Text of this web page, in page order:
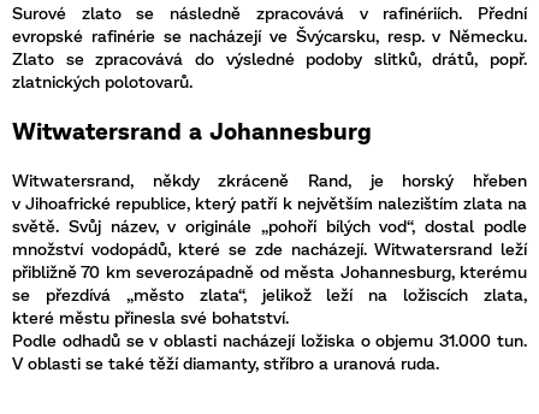
Surové zlato se následně zpracovává v rafinériích. Přední
evropské rafinérie se nacházejí ve Švýcarsku, resp. v Německu.
Zlato se zpracovává do výsledné podoby slitků, drátů, popř.
zlatnických polotovarů.
Witwatersrand a Johannesburg
Witwatersrand, někdy zkráceně Rand, je horský hřeben
v Jihoafrické republice, který patří k největším nalezištím zlata na
světě. Svůj název, v originále „pohoří bílých vod“, dostal podle
množství vodopádů, které se zde nacházejí. Witwatersrand leží
přibližně 70 km severozápadně od města Johannesburg, kterému
se přezdívá „město zlata“, jelikož leží na ložiscích zlata,
které městu přinesla své bohatství.
Podle odhadů se v oblasti nacházejí ložiska o objemu 31.000 tun.
V oblasti se také těží diamanty, stříbro a uranová ruda.